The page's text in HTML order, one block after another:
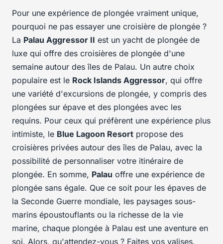
Pour une expérience de plongée vraiment unique,
pourquoi ne pas essayer une croisière de plongée ?
La Palau Aggressor II est un yacht de plongée de
luxe qui offre des croisières de plongée d'une
semaine autour des îles de Palau. Un autre choix
populaire est le Rock Islands Aggressor, qui offre
une variété d'excursions de plongée, y compris des
plongées sur épave et des plongées avec les
requins. Pour ceux qui préfèrent une expérience plus
intimiste, le Blue Lagoon Resort propose des
croisières privées autour des îles de Palau, avec la
possibilité de personnaliser votre itinéraire de
plongée. En somme, Palau offre une expérience de
plongée sans égale. Que ce soit pour les épaves de
la Seconde Guerre mondiale, les paysages sous-
marins époustouflants ou la richesse de la vie
marine, chaque plongée à Palau est une aventure en
soi. Alors, qu'attendez-vous ? Faites vos valises,